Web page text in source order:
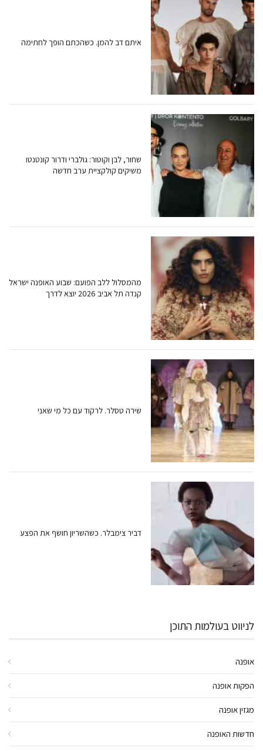
איתם דב להמן. כשהכתם הופך לחתימה
שחור, לבן וקוטור: גולברי ודרור קונטנטו
משיקים קולקציית ערב חדשה
מהמסלול ללב הפועם: שבוע האופנה ישראל
קנדה תל אביב 2026 יוצא לדרך
שירה טסלר. לרקוד עם כל מי שאני
דביר צימבלר. כשהשריון חושף את הפצע
לניווט בעולמות התוכן
אופנה
הפקות אופנה
מגזין אופנה
חדשות האופנה